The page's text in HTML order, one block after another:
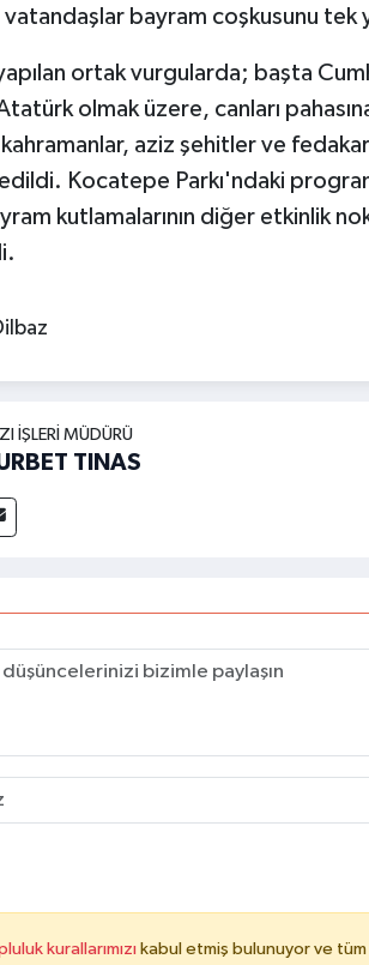
vatandaşlar bayram coşkusunu tek
ortak vurgularda; başta
olmak üzere, canları
aziz şehitler ve
Kocatepe Parkı'ndaki
kutlamalarının diğer etkinlik
İŞLERI MÜDÜRÜ
TINAS
kurallarımızı kabul etmiş bulunuyor ve